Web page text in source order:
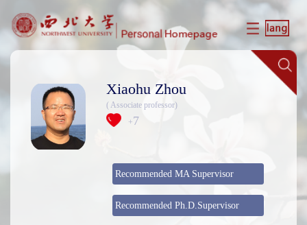
Xiaohu Zhou
( Associate professor)
+7
Recommended MA Supervisor
Recommended Ph.D.Supervisor